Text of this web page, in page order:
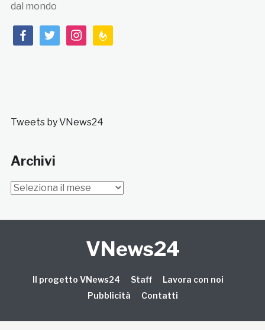
dal mondo
facebooktwitterinstagramfeedburner
Tweets by VNews24
Archivi
Archivi
VNews24
Il progetto VNews24 Staff
Lavora con noi
Pubblicità
Contatti